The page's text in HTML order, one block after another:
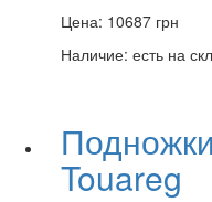
Цена: 10687 грн
Наличие: есть на
Touareg